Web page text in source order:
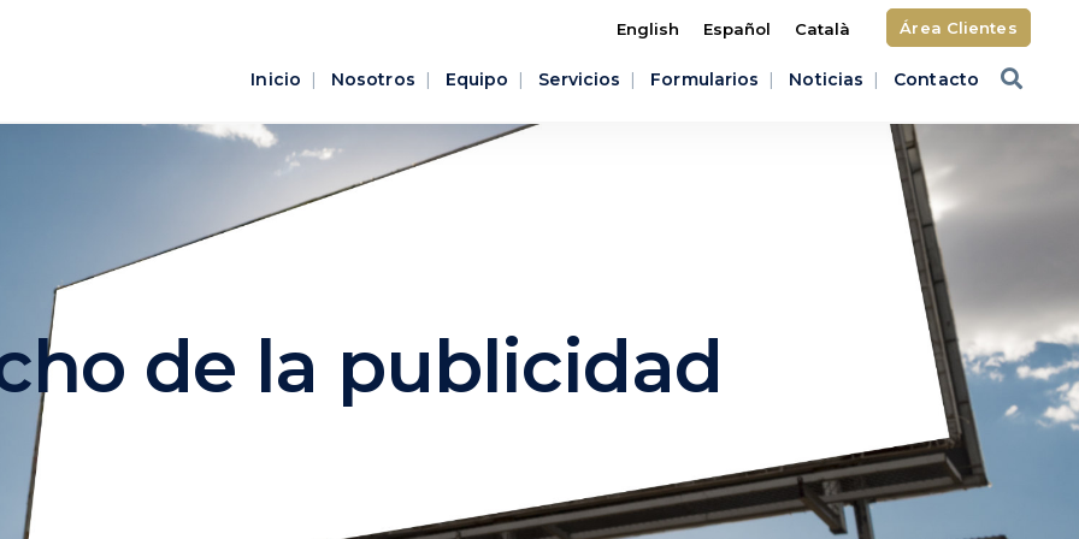
English Español Català Área Clientes
Inicio Nosotros Equipo Servicios Formularios Noticias Contacto
de la publicidad